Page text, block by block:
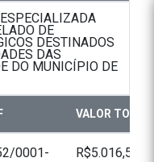
DE
DESTINADOS
DAS
DO MUNICÍPIO DE
VALOR TOTAL
0001-
R$5.016,55